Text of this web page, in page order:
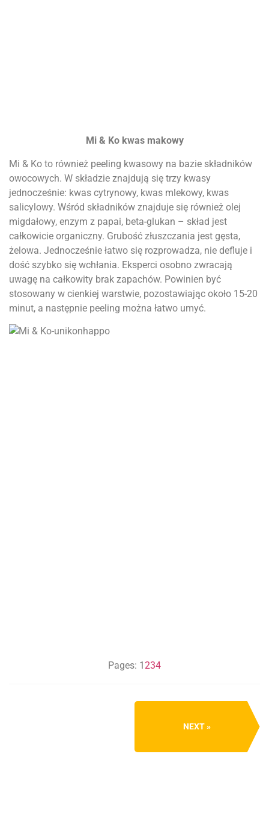
Mi & Ko kwas makowy
Mi & Ko to również peeling kwasowy na bazie składników
owocowych. W składzie znajdują się trzy kwasy
jednocześnie: kwas cytrynowy, kwas mlekowy, kwas
salicylowy. Wśród składników znajduje się również olej
migdałowy, enzym z papai, beta-glukan – skład jest
całkowicie organiczny. Grubość złuszczania jest gęsta,
żelowa. Jednocześnie łatwo się rozprowadza, nie defluje i
dość szybko się wchłania. Eksperci osobno zwracają
uwagę na całkowity brak zapachów. Powinien być
stosowany w cienkiej warstwie, pozostawiając około 15-20
minut, a następnie peeling można łatwo umyć.
Pages: 1234
NEXT